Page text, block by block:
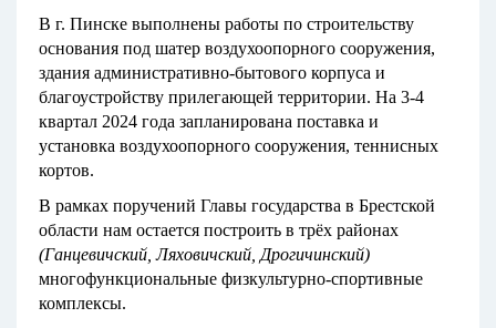
В г. Пинске выполнены работы по строительству
основания под шатер воздухоопорного сооружения,
здания административно-бытового корпуса и
благоустройству прилегающей территории. На 3-4
квартал 2024 года запланирована поставка и
установка воздухоопорного сооружения, теннисных
кортов.
В рамках поручений Главы государства в Брестской
области нам остается построить в трёх районах
(Ганцевичский, Ляховичский, Дрогичинский)
многофункциональные физкультурно-спортивные
комплексы.